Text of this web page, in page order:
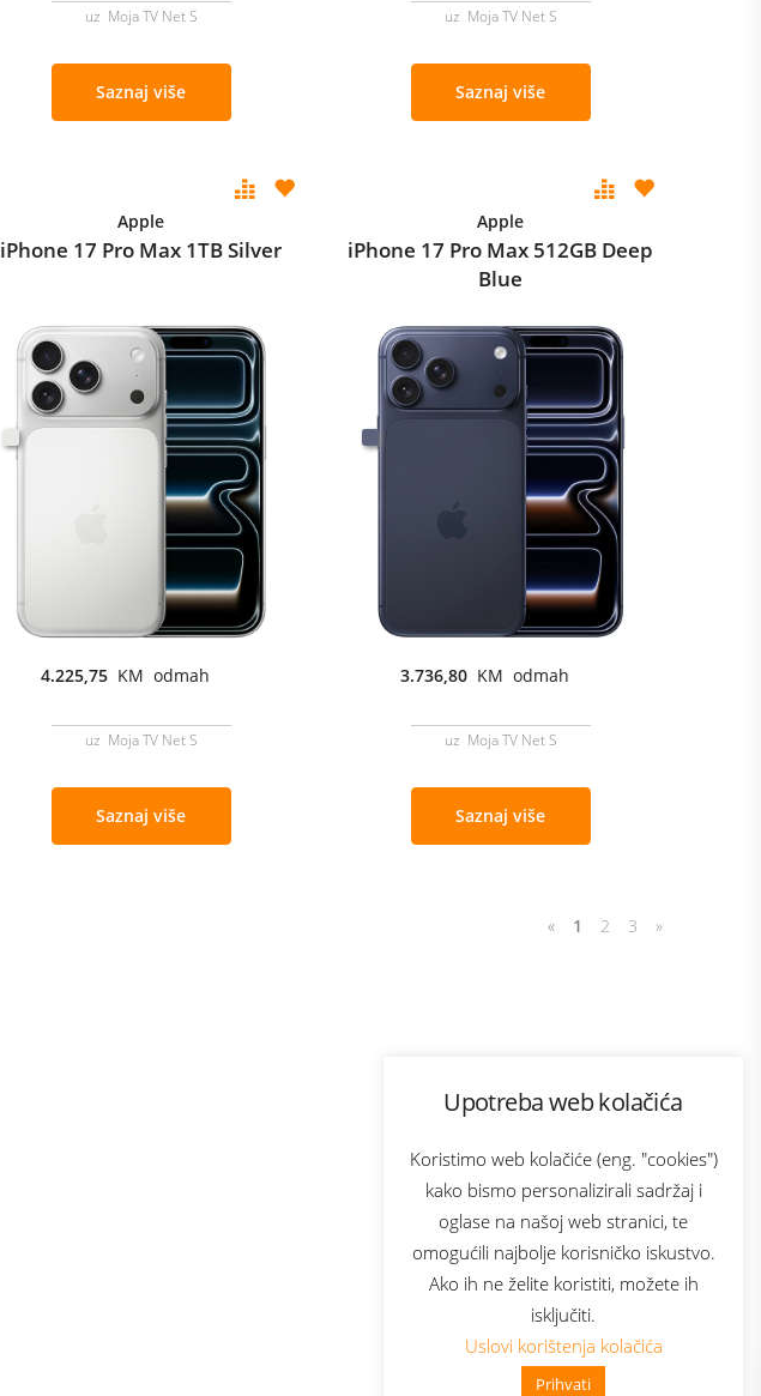
Upotreba web kolačića
Koristimo web kolačiće (eng. "cookies")
kako bismo personalizirali sadržaj i
oglase na našoj web stranici, te
omogućili najbolje korisničko iskustvo.
Ako ih ne želite koristiti, možete ih
isključiti.
Uslovi korištenja kolačića
Prihvati
👋 Zdravo, kako mogu pomoći?
uz Moja TV Net S
Saznaj više
uz Moja TV Net S
Saznaj više
Apple
iPhone 17 Pro Max 1TB Silver
4.225,75 KM odmah
uz Moja TV Net S
Saznaj više
Apple
iPhone 17 Pro Max 512GB Deep
Blue
3.736,80 KM odmah
uz Moja TV Net S
Saznaj više
« 1 2 3 »
Bonus plus
Prijava za newsletter